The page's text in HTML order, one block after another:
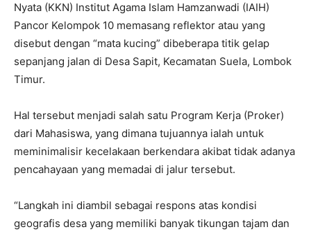
Nyata (KKN) Institut Agama Islam Hamzanwadi (IAIH)
Pancor Kelompok 10 memasang reflektor atau yang
disebut dengan “mata kucing” dibeberapa titik gelap
sepanjang jalan di Desa Sapit, Kecamatan Suela, Lombok
Timur.
Hal tersebut menjadi salah satu Program Kerja (Proker)
dari Mahasiswa, yang dimana tujuannya ialah untuk
meminimalisir kecelakaan berkendara akibat tidak adanya
pencahayaan yang memadai di jalur tersebut.
“Langkah ini diambil sebagai respons atas kondisi
geografis desa yang memiliki banyak tikungan tajam dan